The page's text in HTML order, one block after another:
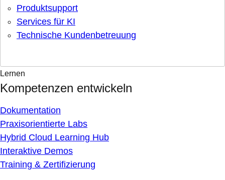
Produktsupport
Services für KI
Technische Kundenbetreuung
Lernen
Kompetenzen entwickeln
Dokumentation
Praxisorientierte Labs
Hybrid Cloud Learning Hub
Interaktive Demos
Training & Zertifizierung